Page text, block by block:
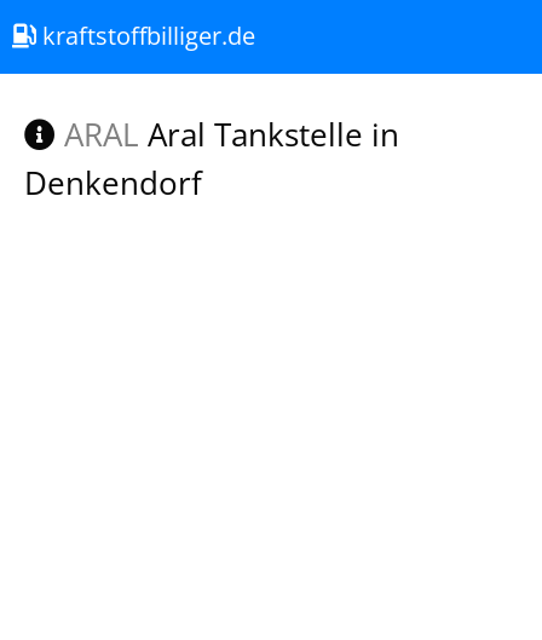
kraftstoffbilliger.de
ARAL Aral Tankstelle in
Denkendorf